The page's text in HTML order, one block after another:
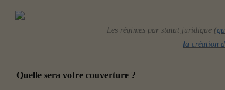
Les régimes par statut juridique (
la création
Quelle sera votre couverture ?